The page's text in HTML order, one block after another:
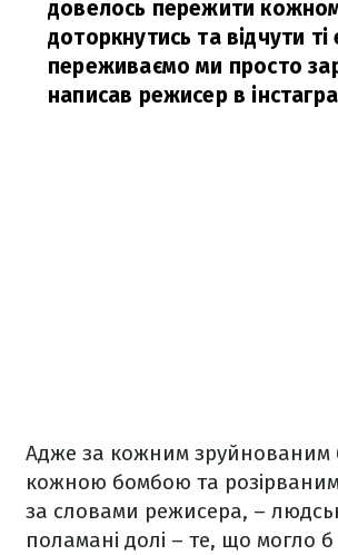
довелось пережити
доторкнутись та відчути ті
переживаємо ми просто
написав режисер в
Адже за кожним зруйнованим
кожною бомбою та
за словами режисера, – людські
поламані долі – те, що могло б